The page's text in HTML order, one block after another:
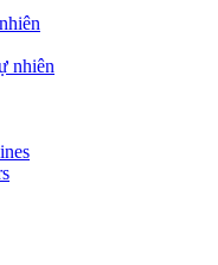
nhiên